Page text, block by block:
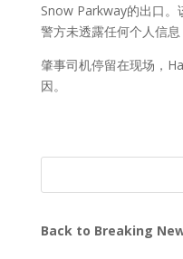
Snow Parkway的出口。
警方未透露任何个人信息
肇事司机停留在现场，
因。
Back to Breaking